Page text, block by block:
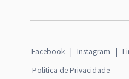
Facebook | Instagram |
Politica de Privacidade